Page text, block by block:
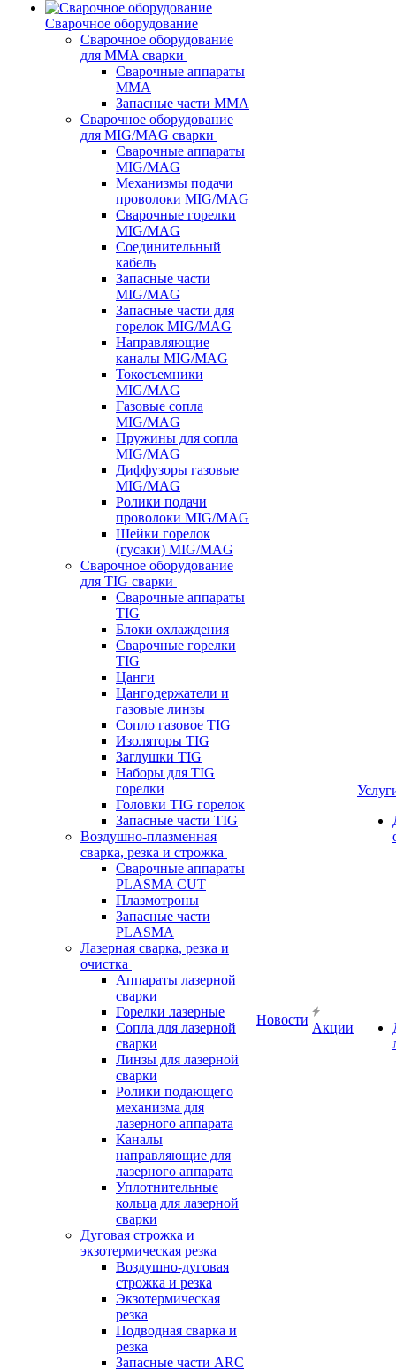
Сварочное оборудование
Сварочное оборудование
для MMA сварки
Сварочные аппараты
MMA
Запасные части MMA
Сварочное оборудование
для MIG/MAG сварки
Сварочные аппараты
MIG/MAG
Механизмы подачи
проволоки MIG/MAG
Сварочные горелки
MIG/MAG
Соединительный
кабель
Запасные части
MIG/MAG
Запасные части для
горелок MIG/MAG
Направляющие
каналы MIG/MAG
Токосъемники
MIG/MAG
Газовые сопла
MIG/MAG
Пружины для сопла
MIG/MAG
Диффузоры газовые
MIG/MAG
Ролики подачи
проволоки MIG/MAG
Шейки горелок
(гусаки) MIG/MAG
Сварочное оборудование
для TIG сварки
Сварочные аппараты
TIG
Блоки охлаждения
Сварочные горелки
TIG
Цанги
Цангодержатели и
газовые линзы
Сопло газовое TIG
Изоляторы TIG
Заглушки TIG
Наборы для TIG
горелки
Головки TIG горелок
Запасные части TIG
Воздушно-плазменная
сварка, резка и строжка
Сварочные аппараты
PLASMA CUT
Плазмотроны
Запасные части
PLASMA
Лазерная сварка, резка и
очистка
Аппараты лазерной
сварки
Горелки лазерные
Сопла для лазерной
сварки
Линзы для лазерной
сварки
Ролики подающего
механизма для
лазерного аппарата
Каналы
направляющие для
лазерного аппарата
Уплотнительные
кольца для лазерной
сварки
Дуговая строжка и
экзотермическая резка
Воздушно-дуговая
строжка и резка
Экзотермическая
резка
Подводная сварка и
резка
Запасные части ARC
Новости
Акции